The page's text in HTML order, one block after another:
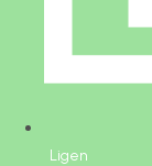
Ligen